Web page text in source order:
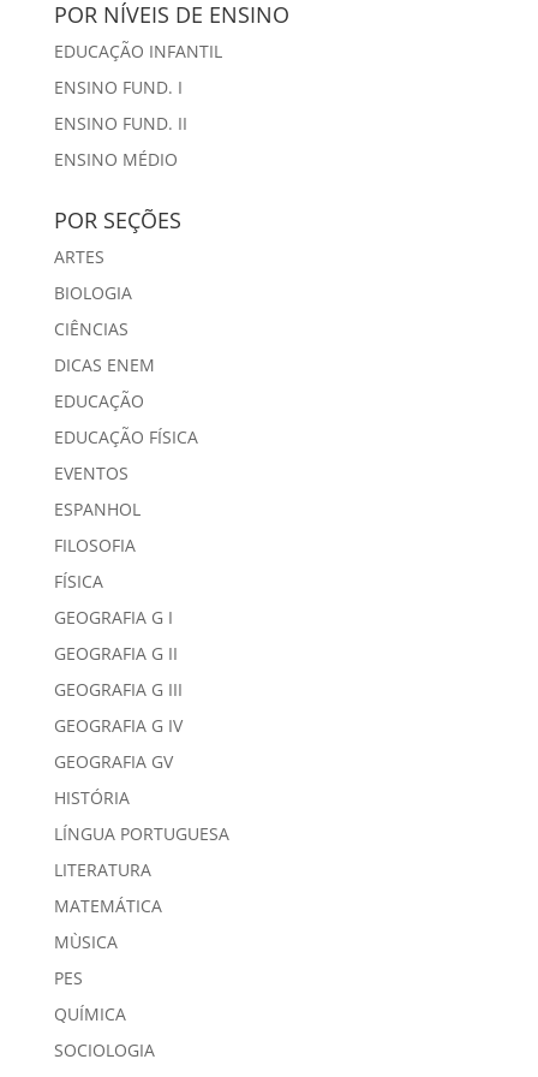
POR NÍVEIS DE ENSINO
EDUCAÇÃO INFANTIL
ENSINO FUND. I
ENSINO FUND. II
ENSINO MÉDIO
POR SEÇÕES
ARTES
BIOLOGIA
CIÊNCIAS
DICAS ENEM
EDUCAÇÃO
EDUCAÇÃO FÍSICA
EVENTOS
ESPANHOL
FILOSOFIA
FÍSICA
GEOGRAFIA G I
GEOGRAFIA G II
GEOGRAFIA G III
GEOGRAFIA G IV
GEOGRAFIA GV
HISTÓRIA
LÍNGUA PORTUGUESA
LITERATURA
MATEMÁTICA
MÙSICA
PES
QUÍMICA
SOCIOLOGIA